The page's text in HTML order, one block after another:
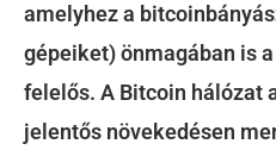
amelyhez a
gépeiket) önmagában is
felelős. A Bitcoin hálózat
jelentős növekedésen